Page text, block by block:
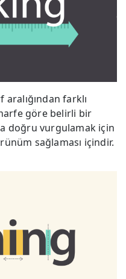
aralığından farklı
göre belirli bir
doğru vurgulamak için
sağlaması içindir.